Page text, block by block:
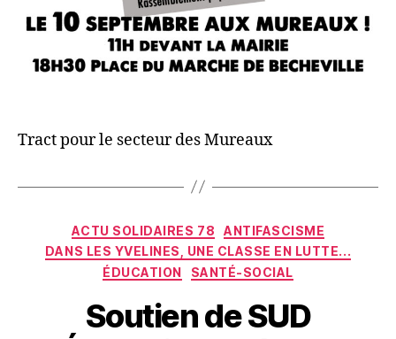
Tract pour le secteur des Mureaux
Catégories
ACTU SOLIDAIRES 78
ANTIFASCISME
DANS LES YVELINES, UNE CLASSE EN LUTTE...
ÉDUCATION
SANTÉ-SOCIAL
Soutien de SUD